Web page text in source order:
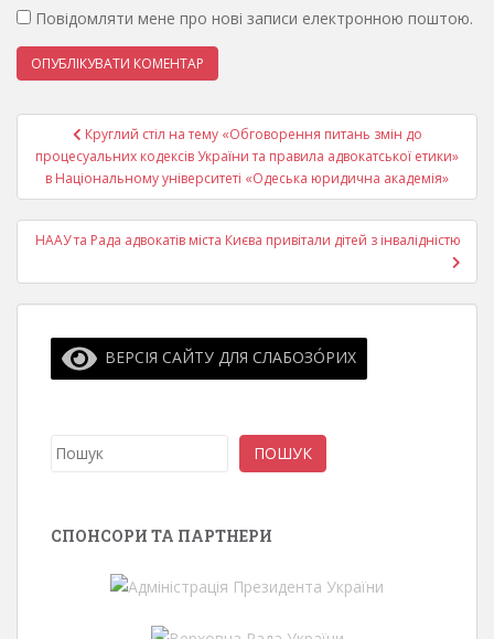
Повідомляти мене про нові записи електронною поштою.
Навігація
записів
Круглий стіл на тему «Обговорення питань змін до
процесуальних кодексів України та правила адвокатської етики»
в Національному університеті «Одеська юридична академія»
НААУ та Рада адвокатів міста Києва привітали дітей з інвалідністю
ВЕРСІЯ САЙТУ ДЛЯ СЛАБОЗО́РИХ
Пошук ПОШУК
СПОНСОРИ ТА ПАРТНЕРИ